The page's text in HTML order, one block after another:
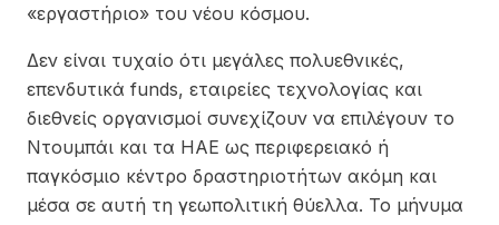
«εργαστήριο» του νέου κόσμου.
Δεν είναι τυχαίο ότι μεγάλες πολυεθνικές,
επενδυτικά funds, εταιρείες τεχνολογίας και
διεθνείς οργανισμοί συνεχίζουν να επιλέγουν το
Ντουμπάι και τα ΗΑΕ ως περιφερειακό ή
παγκόσμιο κέντρο δραστηριοτήτων ακόμη και
μέσα σε αυτή τη γεωπολιτική θύελλα. Το μήνυμα